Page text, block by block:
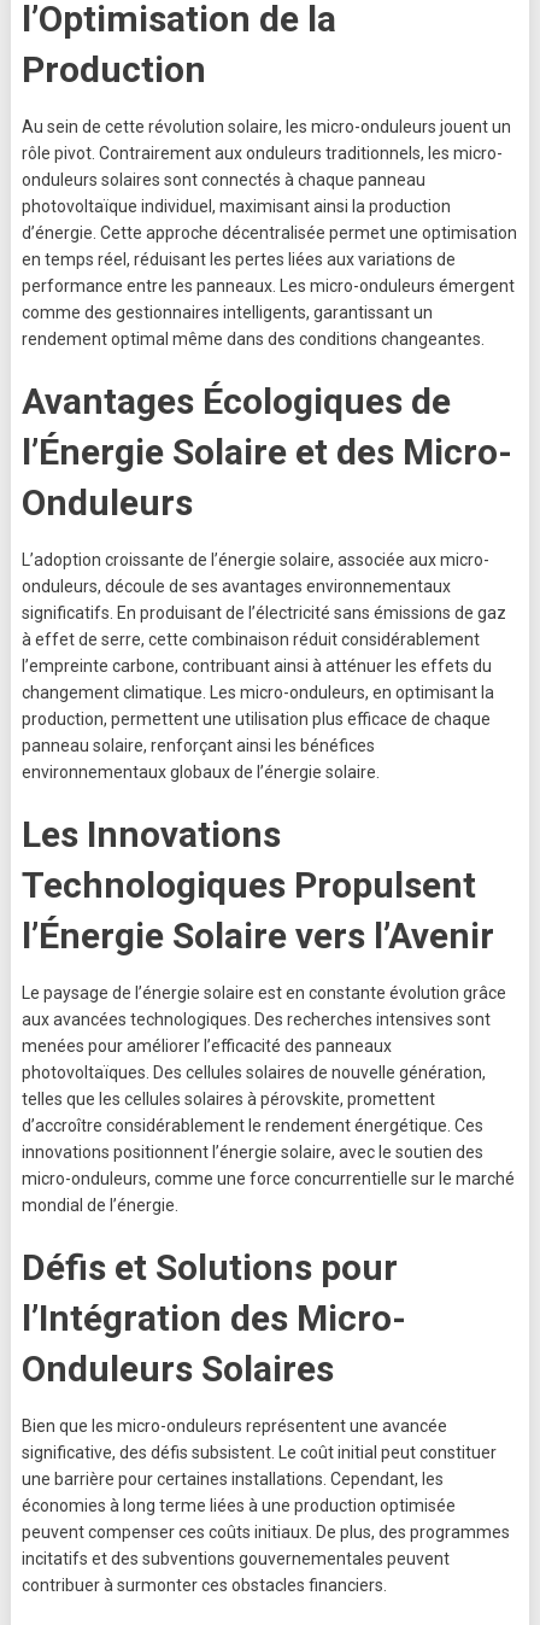
l’Optimisation de la
Production
Au sein de cette révolution solaire, les micro-onduleurs jouent un
rôle pivot. Contrairement aux onduleurs traditionnels, les micro-
onduleurs solaires sont connectés à chaque panneau
photovoltaïque individuel, maximisant ainsi la production
d’énergie. Cette approche décentralisée permet une optimisation
en temps réel, réduisant les pertes liées aux variations de
performance entre les panneaux. Les micro-onduleurs émergent
comme des gestionnaires intelligents, garantissant un
rendement optimal même dans des conditions changeantes.
Avantages Écologiques de
l’Énergie Solaire et des Micro-
Onduleurs
L’adoption croissante de l’énergie solaire, associée aux micro-
onduleurs, découle de ses avantages environnementaux
significatifs. En produisant de l’électricité sans émissions de gaz
à effet de serre, cette combinaison réduit considérablement
l’empreinte carbone, contribuant ainsi à atténuer les effets du
changement climatique. Les micro-onduleurs, en optimisant la
production, permettent une utilisation plus efficace de chaque
panneau solaire, renforçant ainsi les bénéfices
environnementaux globaux de l’énergie solaire.
Les Innovations
Technologiques Propulsent
l’Énergie Solaire vers l’Avenir
Le paysage de l’énergie solaire est en constante évolution grâce
aux avancées technologiques. Des recherches intensives sont
menées pour améliorer l’efficacité des panneaux
photovoltaïques. Des cellules solaires de nouvelle génération,
telles que les cellules solaires à pérovskite, promettent
d’accroître considérablement le rendement énergétique. Ces
innovations positionnent l’énergie solaire, avec le soutien des
micro-onduleurs, comme une force concurrentielle sur le marché
mondial de l’énergie.
Défis et Solutions pour
l’Intégration des Micro-
Onduleurs Solaires
Bien que les micro-onduleurs représentent une avancée
significative, des défis subsistent. Le coût initial peut constituer
une barrière pour certaines installations. Cependant, les
économies à long terme liées à une production optimisée
peuvent compenser ces coûts initiaux. De plus, des programmes
incitatifs et des subventions gouvernementales peuvent
contribuer à surmonter ces obstacles financiers.